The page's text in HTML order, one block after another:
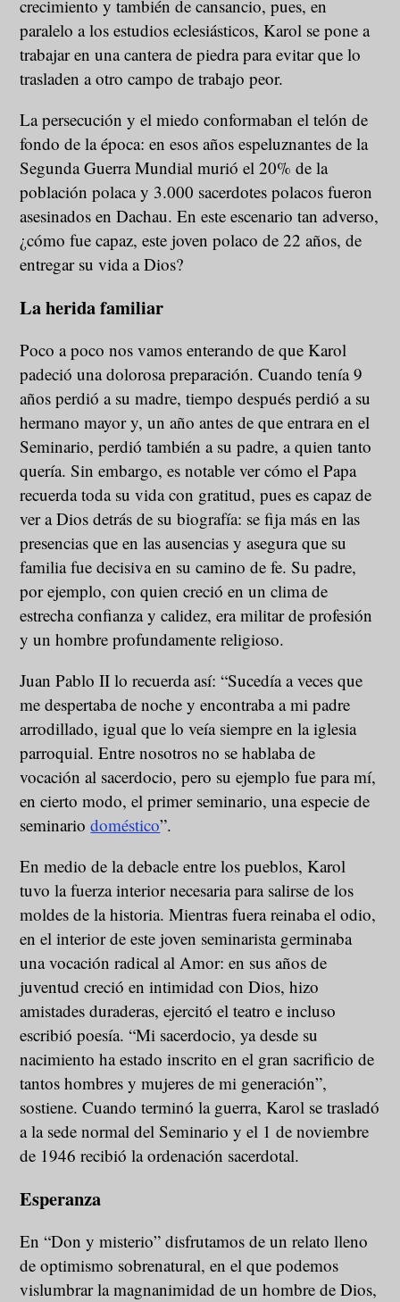
crecimiento y también de cansancio, pues, en
paralelo a los estudios eclesiásticos, Karol se pone a
trabajar en una cantera de piedra para evitar que lo
trasladen a otro campo de trabajo peor.
La persecución y el miedo conformaban el telón de
fondo de la época: en esos años espeluznantes de la
Segunda Guerra Mundial murió el 20% de la
población polaca y 3.000 sacerdotes polacos fueron
asesinados en Dachau. En este escenario tan adverso,
¿cómo fue capaz, este joven polaco de 22 años, de
entregar su vida a Dios?
La herida familiar
Poco a poco nos vamos enterando de que Karol
padeció una dolorosa preparación. Cuando tenía 9
años perdió a su madre, tiempo después perdió a su
hermano mayor y, un año antes de que entrara en el
Seminario, perdió también a su padre, a quien tanto
quería. Sin embargo, es notable ver cómo el Papa
recuerda toda su vida con gratitud, pues es capaz de
ver a Dios detrás de su biografía: se fija más en las
presencias que en las ausencias y asegura que su
familia fue decisiva en su camino de fe. Su padre,
por ejemplo, con quien creció en un clima de
estrecha confianza y calidez, era militar de profesión
y un hombre profundamente religioso.
Juan Pablo II lo recuerda así: “Sucedía a veces que
me despertaba de noche y encontraba a mi padre
arrodillado, igual que lo veía siempre en la iglesia
parroquial. Entre nosotros no se hablaba de
vocación al sacerdocio, pero su ejemplo fue para mí,
en cierto modo, el primer seminario, una especie de
seminariodoméstico”.
En medio de la debacle entre los pueblos, Karol
tuvo la fuerza interior necesaria para salirse de los
moldes de la historia. Mientras fuera reinaba el odio,
en el interior de este joven seminarista germinaba
una vocación radical al Amor: en sus años de
juventud creció en intimidad con Dios, hizo
amistades duraderas, ejercitó el teatro e incluso
escribió poesía. “Mi sacerdocio, ya desde su
nacimiento ha estado inscrito en el gran sacrificio de
tantos hombres y mujeres de mi generación”,
sostiene. Cuando terminó la guerra, Karol se trasladó
a la sede normal del Seminario y el 1 de noviembre
de 1946 recibió la ordenación sacerdotal.
Esperanza
En “Don y misterio” disfrutamos de un relato lleno
de optimismo sobrenatural, en el que podemos
vislumbrar la magnanimidad de un hombre de Dios,